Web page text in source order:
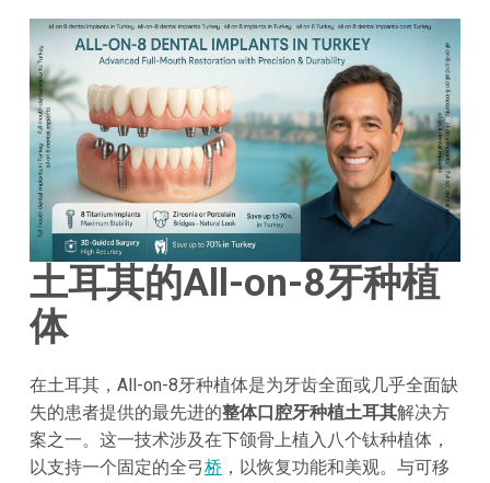
土耳其的All-on-8牙种植
体
在土耳其，All-on-8牙种植体是为牙齿全面或几乎全面缺
失的患者提供的最先进的整体口腔牙种植土耳其解决方
案之一。这一技术涉及在下颌骨上植入八个钛种植体，
以支持一个固定的全弓桥 ，以恢复功能和美观。与可移